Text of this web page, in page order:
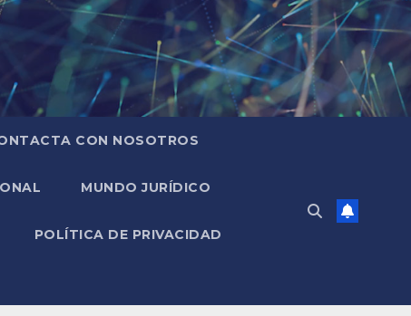
CON NOSOTROS
MUNDO JURÍDICO
POLÍTICA DE PRIVACIDAD